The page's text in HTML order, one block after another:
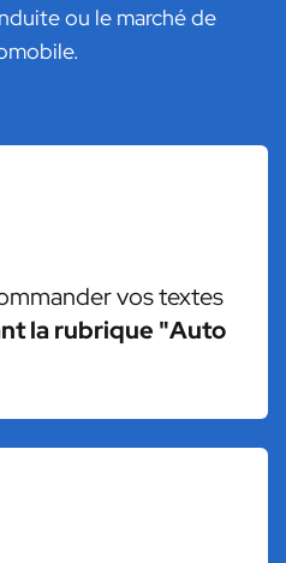
ou le marché de
vos textes
la rubrique "Auto